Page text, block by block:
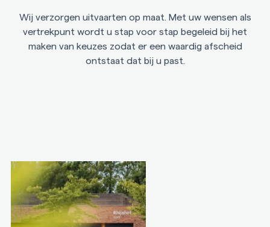
Belangrijke informatie
Inspiratie
Recensies
Teksten voor rouwkaart
Gedichten voor rouwkaart
Wij verzorgen uitvaarten op maat. Met uw wensen als
vertrekpunt wordt u stap voor stap begeleid bij het
maken van keuzes zodat er een waardig afscheid
ontstaat dat bij u past.